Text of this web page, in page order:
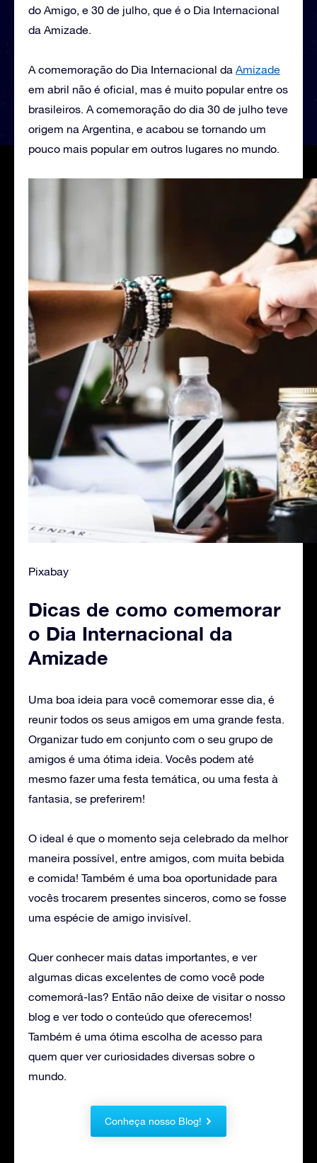
do Amigo, e 30 de julho, que é o Dia Internacional
da Amizade.
A comemoração do Dia Internacional da Amizade
em abril não é oficial, mas é muito popular entre os
brasileiros. A comemoração do dia 30 de julho teve
origem na Argentina, e acabou se tornando um
pouco mais popular em outros lugares no mundo.
Pixabay
Dicas de como comemorar
o Dia Internacional da
Amizade
Uma boa ideia para você comemorar esse dia, é
reunir todos os seus amigos em uma grande festa.
Organizar tudo em conjunto com o seu grupo de
amigos é uma ótima ideia. Vocês podem até
mesmo fazer uma festa temática, ou uma festa à
fantasia, se preferirem!
O ideal é que o momento seja celebrado da melhor
maneira possível, entre amigos, com muita bebida
e comida! Também é uma boa oportunidade para
vocês trocarem presentes sinceros, como se fosse
uma espécie de amigo invisível.
Quer conhecer mais datas importantes, e ver
algumas dicas excelentes de como você pode
comemorá-las? Então não deixe de visitar o nosso
blog e ver todo o conteúdo que oferecemos!
Também é uma ótima escolha de acesso para
quem quer ver curiosidades diversas sobre o
mundo.
Conheça nosso Blog!